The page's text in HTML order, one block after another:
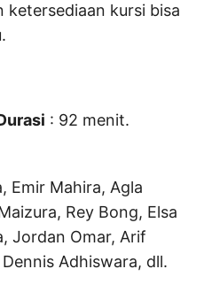
ketersediaan kursi bisa
: 92 menit.
Emir Mahira, Agla
Rey Bong, Elsa
Jordan Omar, Arif
Adhiswara, dll.